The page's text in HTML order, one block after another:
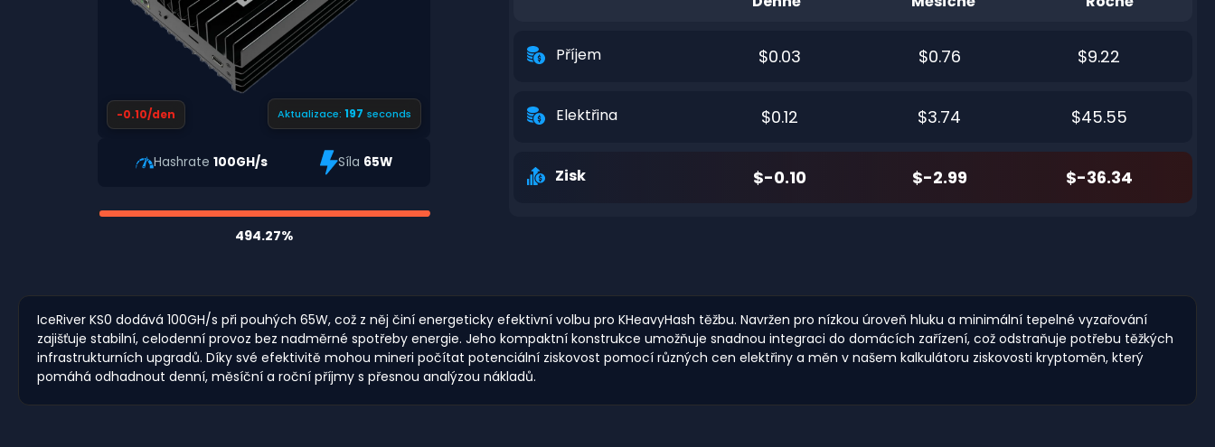
-0.10/den Aktualizace: 196 seconds
Hashrate 100GH/s Síla 65W
494.27%
Příjem $0.03 $0.76 $9.22
Elektřina $0.12 $3.74 $45.55
Zisk $-0.10 $-2.99 $-36.34
IceRiver KS0 dodává 100GH/s při pouhých 65W, což z něj činí energeticky efektivní volbu pro KHeavyHash těžbu. Navržen pro nízkou úroveň hluku a minimální tepelné vyzařování
zajišťuje stabilní, celodenní provoz bez nadměrné spotřeby energie. Jeho kompaktní konstrukce umožňuje snadnou integraci do domácích zařízení, což odstraňuje potřebu těžkých
infrastrukturních upgradů. Díky své efektivitě mohou mineri počítat potenciální ziskovost pomocí různých cen elektřiny a měn v našem kalkulátoru ziskovosti kryptoměn, který
pomáhá odhadnout denní, měsíční a roční příjmy s přesnou analýzou nákladů.